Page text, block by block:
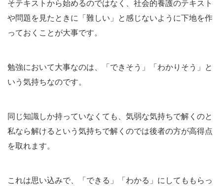
そテキストから始めるのではなく、社会的養護のテキスト
や問題を見たときに「難しい」と感じないように下地を作
っておくことが大事です。
勉強において大事なのは、「できそう」「わかりそう」と
いう気持ちなのです。
同じ知識しか持っていなくても、気弱な気持ちで解くのと
私なら解けるという気持ちで解くのでは後者の方が高得点
を取れます。
これは思い込みで、「できる」「わかる」にしてももらっ